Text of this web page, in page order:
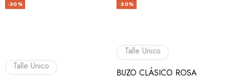
-30%
Talle Unico
-30%
Talle Unico
BUZO CLÁSICO ROSA